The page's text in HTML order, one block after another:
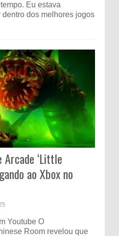
Eu estava
dos melhores jogos
Arcade ‘Little
ao Xbox no
Youtube O
Room revelou que